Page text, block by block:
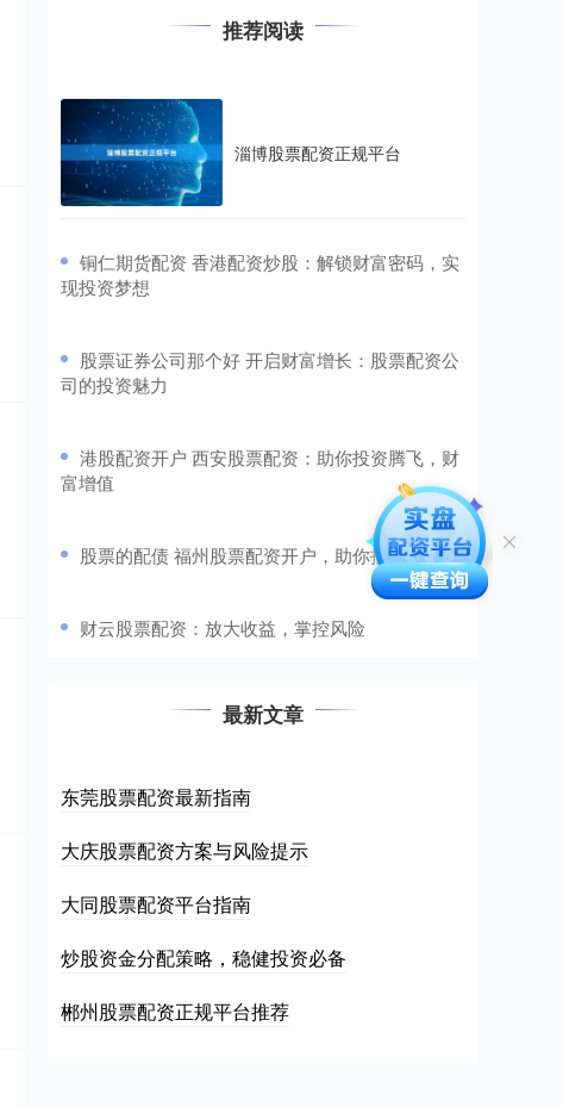
推荐阅读
淄博股票配资正规平台
​铜仁期货配资 香港配资炒股：解锁财富密码，实
现投资梦想
​股票证券公司那个好 开启财富增长：股票配资公
司的投资魅力
​港股配资开户 西安股票配资：助你投资腾飞，财
富增值
​股票的配债 福州股票配资开户，助你投资更轻松
​财云股票配资：放大收益，掌控风险
最新文章
东莞股票配资最新指南
大庆股票配资方案与风险提示
大同股票配资平台指南
炒股资金分配策略，稳健投资必备
郴州股票配资正规平台推荐